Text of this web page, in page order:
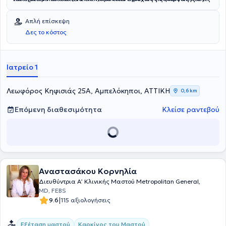
Απλή επίσκεψη
Δες το κόστος
Ιατρείο 1
Λεωφόρος Κηφισιάς 25Α, Αμπελόκηποι, ΑΤΤΙΚΗ 0,6 km
Επόμενη διαθεσιμότητα Κλείσε ραντεβού
Αναστασάκου Κορνηλία
Διευθύντρια Α’ Κλινικής Μαστού Metropolitan General,
MD, FEBS
9.6|115 αξιολογήσεις
Εξέταση μαστού Καρκίνος του Μαστού